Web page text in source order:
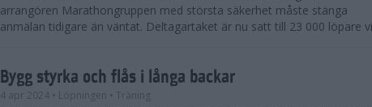
arrangören Marathongruppen med största säkerhet måste stänga
anmälan tidigare än väntat. Deltagartaket är nu satt till 23 000 löpare
Bygg styrka och flås i långa backar
4 apr 2024 • Löpningen • Träning